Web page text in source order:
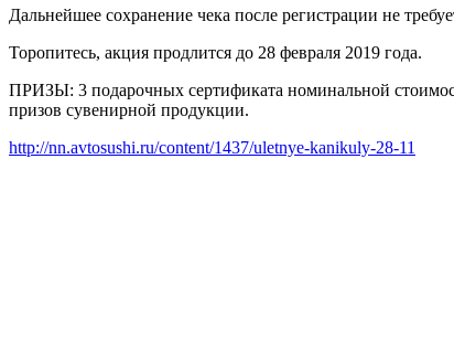
Дальнейшее сохранение чека после регистрации не
Торопитесь, акция продлится до 28 февраля 2019 года.
ПРИЗЫ: 3 подарочных сертификата номинальной
призов сувенирной продукции.
http://nn.avtosushi.ru/content/1437/uletnye-kanikuly-28-11